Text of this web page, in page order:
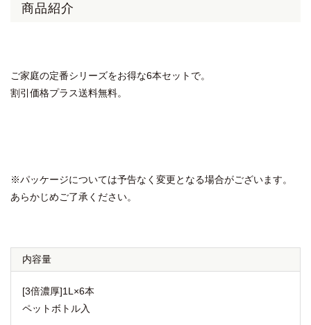
商品紹介
ご家庭の定番シリーズをお得な6本セットで。
割引価格プラス送料無料。
※パッケージについては予告なく変更となる場合がございます。
あらかじめご了承ください。
内容量
[3倍濃厚]1L×6本
ペットボトル入